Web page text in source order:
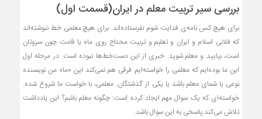
بررسی سیر تربیت معلم در ایران(قسمت اول)
برای هیچ کس نامه‌ی فدایت شوم نفرستاده‌اند. برای هیچ معلمی خط ننوشته‌اند
که فلانی اسلام و ایران و تعلیم و تربیت محتاج روی ماه یا قامت چون سروتان
است، بیایید و معلم شوید‌. خبری از این دست‌خط‌ها نبوده‌ است. در مرحله اول
این ما بوده‌ایم‌ که معلمی را خواسته‌‌ایم. فرقی هم نمی‌کند این «ما» من نویسنده
نوعی یا شمای معلم باشد یا یکی از گذشتگان. معلمی، با خواست ما شروع شده.
خواسته‌ای که یک سوال مهم ایجاد کرده است: چگونه معلم باشم؟ این یادداشت
تلاش می‌کند پاسخی به این سوال باشد.